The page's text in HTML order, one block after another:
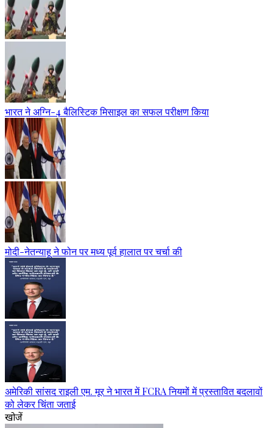
भारत ने अग्नि-4 बैलिस्टिक मिसाइल का सफल परीक्षण किया
मोदी-नेतन्याहू ने फोन पर मध्य पूर्व हालात पर चर्चा की
अमेरिकी सांसद राइली एम. मूर ने भारत में FCRA नियमों में प्रस्तावित बदलावों
को लेकर चिंता जताई
खोजें